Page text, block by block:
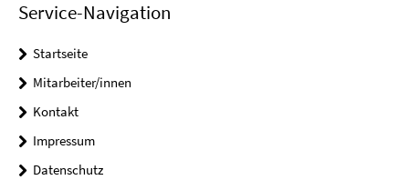
Service-Navigation
Startseite
Mitarbeiter/innen
Kontakt
Impressum
Datenschutz